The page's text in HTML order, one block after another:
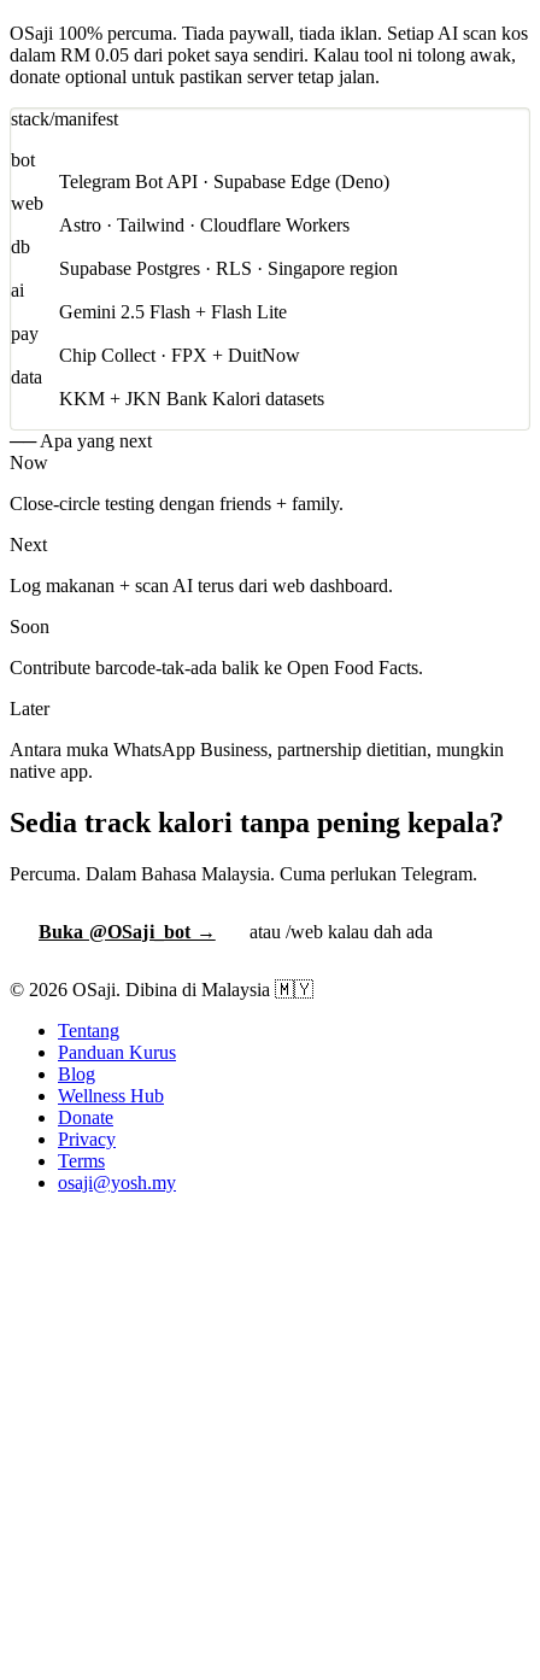
OSaji 100% percuma. Tiada paywall, tiada iklan. Setiap AI scan kos
dalam RM 0.05 dari poket saya sendiri. Kalau tool ni tolong awak,
donate optional untuk pastikan server tetap jalan.
stack/manifest
bot
Telegram Bot API · Supabase Edge (Deno)
web
Astro · Tailwind · Cloudflare Workers
db
Supabase Postgres · RLS · Singapore region
ai
Gemini 2.5 Flash + Flash Lite
pay
Chip Collect · FPX + DuitNow
data
KKM + JKN Bank Kalori datasets
── Apa yang next
Now
Close-circle testing dengan friends + family.
Next
Log makanan + scan AI terus dari web dashboard.
Soon
Contribute barcode-tak-ada balik ke Open Food Facts.
Later
Antara muka WhatsApp Business, partnership dietitian, mungkin
native app.
Sedia track kalori tanpa pening kepala?
Percuma. Dalam Bahasa Malaysia. Cuma perlukan Telegram.
Buka @OSaji_bot → atau /web kalau dah ada
© 2026 OSaji. Dibina di Malaysia 🇲🇾
Tentang
Panduan Kurus
Blog
Wellness Hub
Donate
Privacy
Terms
osaji@yosh.my